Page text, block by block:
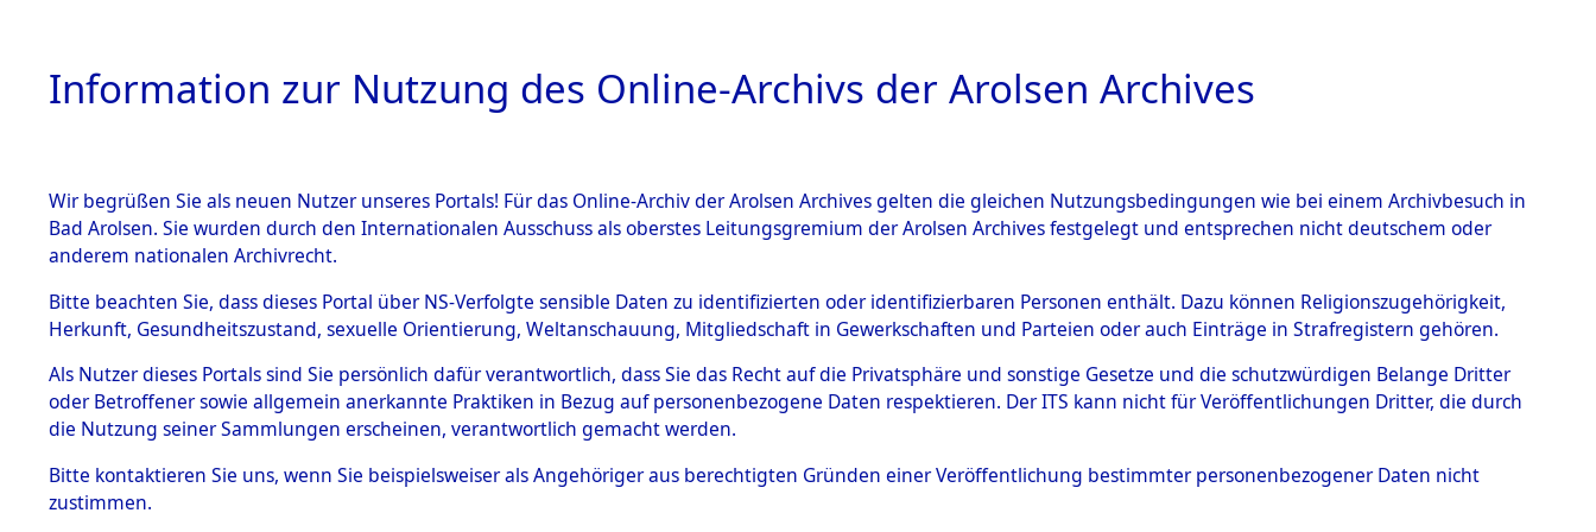
HOME BESTANDSBESCHREIBUNG ARCHIVALE ÜBERSICHT BILD
BESTÄNDE
Inhaftierungsdoku
mente
5. Verschiedenes
Todesmärsche
5.3.1 Alliierte
Ermittlung des Ablaufs und der Routen von
Evakuierungsmärschen, die Feststellung der Anzahl unbekannter
Toter aus Konzentrationslagern und der Ort ihrer Grablegungen:
Fehlanzeigen→0003 (84626407)→0401 (84626485)
Information zur Nutzung des Online-Archivs der Arolsen Archives
Wir begrüßen Sie als neuen Nutzer unseres Portals! Für das Online-Archiv der Arolsen Archives gelten die gleichen Nutzungsbedingungen wie bei einem Archivbesuch in
Bad Arolsen. Sie wurden durch den Internationalen Ausschuss als oberstes Leitungsgremium der Arolsen Archives festgelegt und entsprechen nicht deutschem oder
anderem nationalen Archivrecht.
Bitte beachten Sie, dass dieses Portal über NS-Verfolgte sensible Daten zu identifizierten oder identifizierbaren Personen enthält. Dazu können Religionszugehörigkeit,
Herkunft, Gesundheitszustand, sexuelle Orientierung, Weltanschauung, Mitgliedschaft in Gewerkschaften und Parteien oder auch Einträge in Strafregistern gehören.
Als Nutzer dieses Portals sind Sie persönlich dafür verantwortlich, dass Sie das Recht auf die Privatsphäre und sonstige Gesetze und die schutzwürdigen Belange Dritter
oder Betroffener sowie allgemein anerkannte Praktiken in Bezug auf personenbezogene Daten respektieren. Der ITS kann nicht für Veröffentlichungen Dritter, die durch
die Nutzung seiner Sammlungen erscheinen, verantwortlich gemacht werden.
Bitte kontaktieren Sie uns, wenn Sie beispielsweiser als Angehöriger aus berechtigten Gründen einer Veröffentlichung bestimmter personenbezogener Daten nicht
zustimmen.